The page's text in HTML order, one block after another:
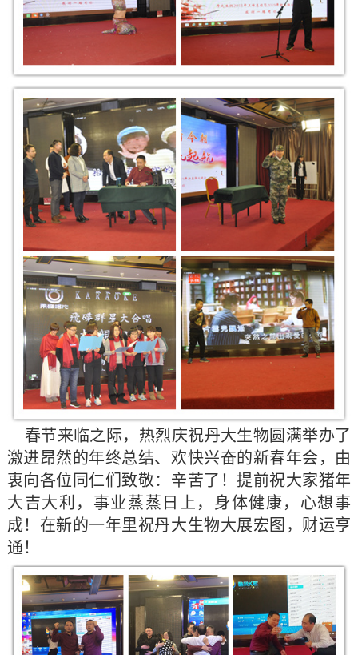
春节来临之际，热烈庆祝丹大生物圆满举办了
激进昂然的年终总结、欢快兴奋的新春年会，由
衷向各位同仁们致敬：辛苦了！提前祝大家猪年
大吉大利，事业蒸蒸日上，身体健康，心想事
成！在新的一年里祝丹大生物大展宏图，财运亨
通！